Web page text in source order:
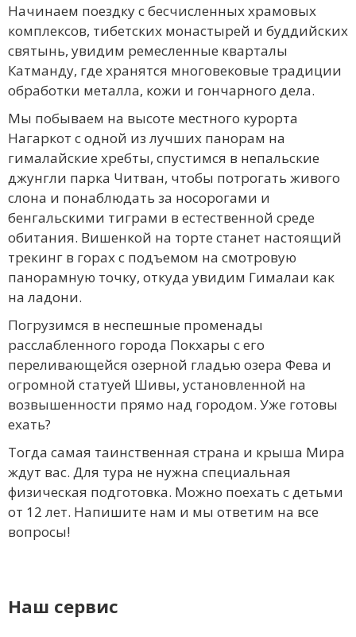
Начинаем поездку с бесчисленных храмовых
комплексов, тибетских монастырей и буддийских
святынь, увидим ремесленные кварталы
Катманду, где хранятся многовековые традиции
обработки металла, кожи и гончарного дела.
Мы побываем на высоте местного курорта
Нагаркот с одной из лучших панорам на
гималайские хребты, спустимся в непальские
джунгли парка Читван, чтобы потрогать живого
слона и понаблюдать за носорогами и
бенгальскими тиграми в естественной среде
обитания. Вишенкой на торте станет настоящий
трекинг в горах с подъемом на смотровую
панорамную точку, откуда увидим Гималаи как
на ладони.
Погрузимся в неспешные променады
расслабленного города Покхары с его
переливающейся озерной гладью озера Фева и
огромной статуей Шивы, установленной на
возвышенности прямо над городом. Уже готовы
ехать?
Тогда самая таинственная страна и крыша Мира
ждут вас. Для тура не нужна специальная
физическая подготовка. Можно поехать с детьми
от 12 лет. Напишите нам и мы ответим на все
вопросы!
Наш сервис